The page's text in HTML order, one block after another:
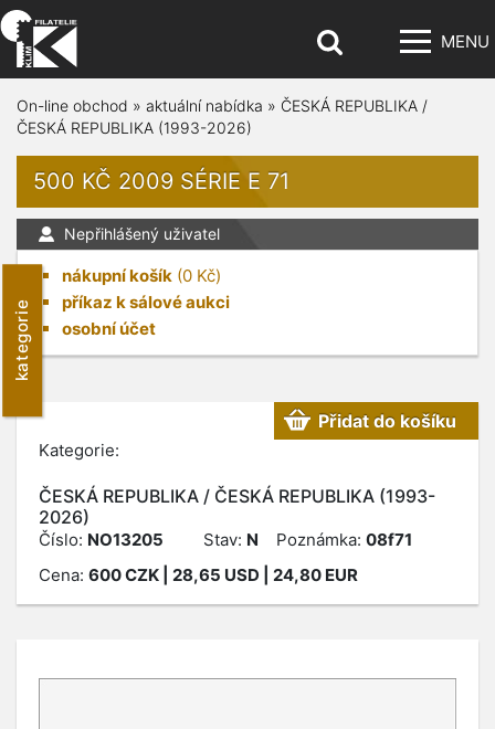
MENU
kategorie
On-line obchod » aktuální nabídka » ČESKÁ REPUBLIKA /
ČESKÁ REPUBLIKA (1993-2026)
500 KČ 2009 SÉRIE E 71
Nepřihlášený uživatel
nákupní košík (0 Kč)
příkaz k sálové aukci
osobní účet
Kategorie:
ČESKÁ REPUBLIKA / ČESKÁ REPUBLIKA (1993-
2026)
Přidat do košíku
Číslo: NO13205 Stav: N Poznámka: 08f71
Cena: 600CZK | 28,65 USD | 24,80 EUR